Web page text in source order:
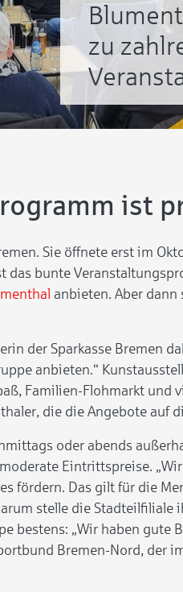
zu
ist
Sie öffnete erst im
bunte
anbieten. Aber dann
der Sparkasse Bremen
anbieten.“
Familien-Flohmarkt und
die die Angebote auf
oder abends
Eintrittspreise.
fördern. Das gilt für die
stelle die
bestens: „Wir haben gute
Bremen-Nord, der